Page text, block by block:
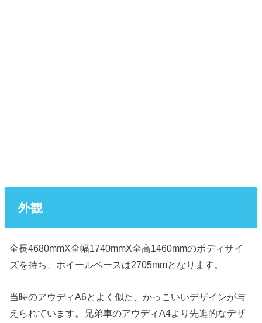
外観
全長4680mmX全幅1740mmX全高1460mmのボディサイ
ズを持ち、ホイールベースは2705mmとなります。
当時のアウディA6とよく似た、かっこいいデザインが与
えられています。兄弟車のアウディA4より先進的なデザ